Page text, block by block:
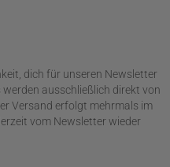
dich für unseren Newsletter
werden ausschließlich direkt von
Versand erfolgt mehrmals im
vom Newsletter wieder